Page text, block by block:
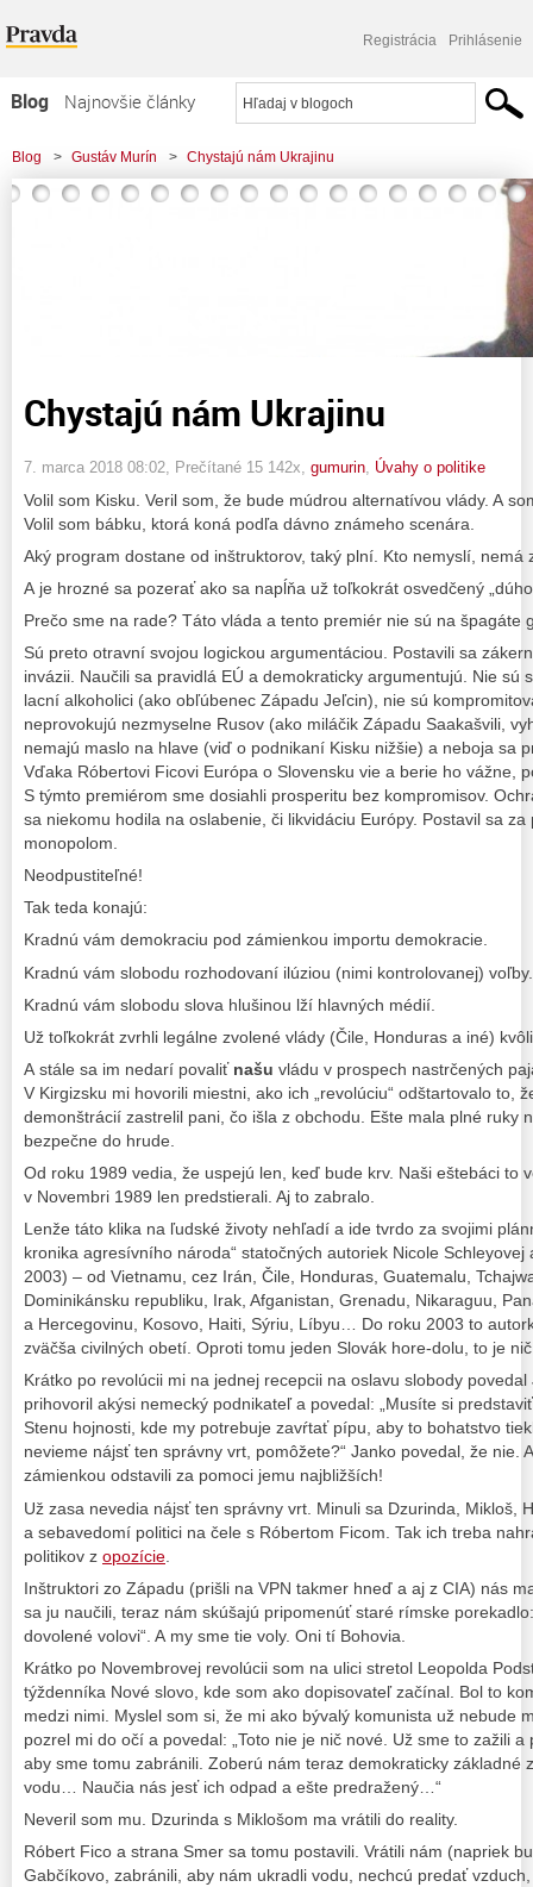
Registrácia Prihlásenie
Blog
Najnovšie články
Najčítanejšie články
Najkomentovanejšie články
Blog > Gustáv Murín > Chystajú nám Ukrajinu
Chystajú nám Ukrajinu
7. marca 2018 08:02 , Prečítané 15 142x, gumurin Úvahy o politike
Volil som Kisku. Veril som, že bude múdrou alternatívou vlády. A
Volil som bábku, ktorá koná podľa dávno známeho scenára.
Aký program dostane od inštruktorov, taký plní. Kto nemyslí, nemá
A je hrozné sa pozerať ako sa napĺňa už toľkokrát osvedčený
Prečo sme na rade? Táto vláda a tento premiér nie sú na špagáte
Sú preto otravní svojou logickou argumentáciou. Postavili sa
invázii. Naučili sa pravidlá EÚ a demokraticky argumentujú. Nie sú
lacní alkoholici (ako obľúbenec Západu Jeľcin), nie sú
neprovokujú nezmyselne Rusov (ako miláčik Západu Saakašvili,
nemajú maslo na hlave (viď o podnikaní Kisku nižšie) a neboja sa
Vďaka Róbertovi Ficovi Európa o Slovensku vie a berie ho vážne,
S týmto premiérom sme dosiahli prosperitu bez kompromisov.
sa niekomu hodila na oslabenie, či likvidáciu Európy. Postavil sa
monopolom.
Neodpustiteľné!
Tak teda konajú:
Kradnú vám demokraciu pod zámienkou importu demokracie.
Kradnú vám slobodu rozhodovaní ilúziou (nimi kontrolovanej) voľby.
Kradnú vám slobodu slova hlušinou lží hlavných médií.
Už toľkokrát zvrhli legálne zvolené vlády (Čile, Honduras a iné)
A stále sa im nedarí povaliť našu vládu v prospech nastrčených
V Kirgizsku mi hovorili miestni, ako ich „revolúciu“ odštartovalo to,
demonštrácií zastrelil pani, čo išla z obchodu. Ešte mala plné ruky
bezpečne do hrude.
Od roku 1989 vedia, že uspejú len, keď bude krv. Naši eštebáci to
v Novembri 1989 len predstierali. Aj to zabralo.
Lenže táto klika na ľudské životy nehľadí a ide tvrdo za svojimi
kronika agresívního národa“ statočných autoriek Nicole
2003) – od Vietnamu, cez Irán, Čile, Honduras, Guatemalu,
Dominikánsku republiku, Irak, Afganistan, Grenadu, Nikaraguu,
a Hercegovinu, Kosovo, Haiti, Sýriu, Líbyu… Do roku 2003 to
zväčša civilných obetí. Oproti tomu jeden Slovák hore-dolu, to je
Krátko po revolúcii mi na jednej recepcii na oslavu slobody
prihovoril akýsi nemecký podnikateľ a povedal: „Musíte si
Stenu hojnosti, kde my potrebuje zavŕtať pípu, aby to bohatstvo
nevieme nájsť ten správny vrt, pomôžete?“ Janko povedal, že nie.
zámienkou odstavili za pomoci jemu najbližších!
Už zasa nevedia nájsť ten správny vrt. Minuli sa Dzurinda, Mikloš,
a sebavedomí politici na čele s Róbertom Ficom. Tak ich treba
politikov z opozície
Inštruktori zo Západu (prišli na VPN takmer hneď a aj z CIA) nás
sa ju naučili, teraz nám skúšajú pripomenúť staré rímske
dovolené volovi“. A my sme tie voly. Oni tí Bohovia.
Krátko po Novembrovej revolúcii som na ulici stretol Leopolda
týždenníka Nové slovo, kde som ako dopisovateľ začínal. Bol to
medzi nimi. Myslel som si, že mi ako bývalý komunista už nebude
pozrel mi do očí a povedal: „Toto nie je nič nové. Už sme to zažili
aby sme tomu zabránili. Zoberú nám teraz demokraticky základné
vodu… Naučia nás jesť ich odpad a ešte predražený…“
Neveril som mu. Dzurinda s Miklošom ma vrátili do reality.
Róbert Fico a strana Smer sa tomu postavili. Vrátili nám (napriek
Gabčíkovo, zabránili, aby nám ukradli vodu, nechcú predať